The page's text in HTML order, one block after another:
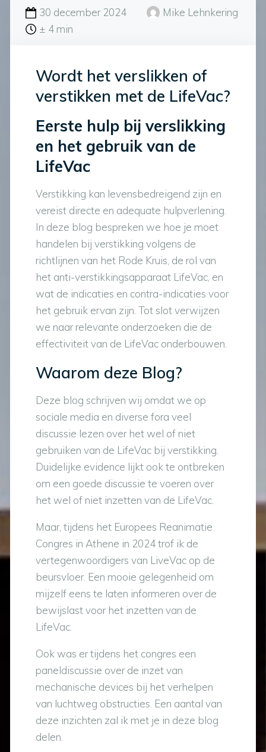
30 december 2024
Mike Lehnkering
± 4 min
Wordt het verslikken of
verstikken met de LifeVac?
Eerste hulp bij verslikking
en het gebruik van de
LifeVac
Verstikking kan levensbedreigend zijn en
vereist directe en adequate hulpverlening.
In deze blog bespreken we hoe je moet
handelen bij verstikking volgens de
richtlijnen van het Rode Kruis, de rol van
het anti-verstikkingsapparaat LifeVac, en
wat de indicaties en contra-indicaties voor
het gebruik ervan zijn. Tot slot verwijzen
we naar relevante onderzoeken die de
effectiviteit van de LifeVac onderbouwen.
Waarom deze Blog?
Deze blog schrijven wij omdat we op
sociale media en diverse fora veel
discussie lezen over het wel of niet
gebruiken van de LifeVac bij verstikking.
Duidelijke evidence lijkt ook te ontbreken
om een goede discussie te voeren over
het wel of niet inzetten van de LifeVac.
Maar, tijdens het Europees Reanimatie
Congres in Athene in 2024 trof ik de
vertegenwoordigers van LiveVac op de
beursvloer. Een mooie gelegenheid om
mijzelf eens te laten informeren over de
bewijslast voor het inzetten van de
LifeVac.
Ook was er tijdens het congres een
paneldiscussie over de inzet van
mechanische devices bij het verhelpen
van luchtweg obstructies. Een aantal van
deze inzichten zal ik met je in deze blog
delen.